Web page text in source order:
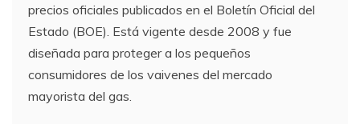
precios oficiales publicados en el Boletín Oficial del
Estado (BOE). Está vigente desde 2008 y fue
diseñada para proteger a los pequeños
consumidores de los vaivenes del mercado
mayorista del gas.